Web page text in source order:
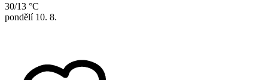
30/13 °C
pondělí 10. 8.